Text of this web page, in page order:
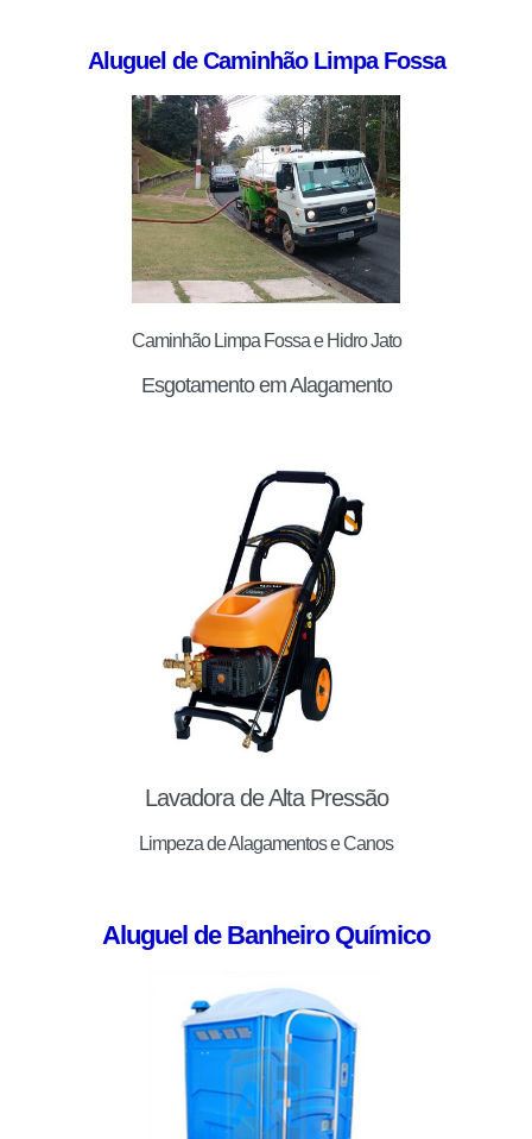
Aluguel de Caminhão Limpa Fossa
Caminhão Limpa Fossa e Hidro Jato
Esgotamento em Alagamento
Lavadora de Alta Pressão
Limpeza de Alagamentos e Canos
Aluguel de Banheiro Químico